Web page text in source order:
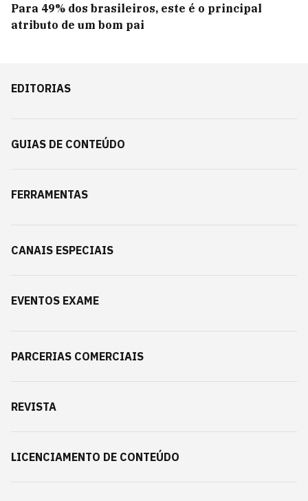
Para 49% dos brasileiros, este é o principal
atributo de um bom pai
EDITORIAS
GUIAS DE CONTEÚDO
FERRAMENTAS
CANAIS ESPECIAIS
EVENTOS EXAME
PARCERIAS COMERCIAIS
REVISTA
LICENCIAMENTO DE CONTEÚDO